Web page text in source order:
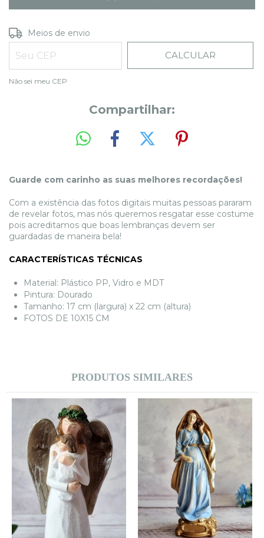
Entregas para o CEP:
Meios de envio
CALCULAR
Não sei meu CEP
Compartilhar:
Guarde com carinho as suas melhores recordações!
Com a existência das fotos digitais muitas pessoas pararam
de revelar fotos, mas nós queremos resgatar esse costume
pois acreditamos que boas lembranças devem ser
guardadas de maneira bela!
CARACTERÍSTICAS TÉCNICAS
Material: Plástico PP, Vidro e MDT
Pintura: Dourado
Tamanho: 17 cm (largura) x 22 cm (altura)
FOTOS DE 10X15 CM
PRODUTOS SIMILARES